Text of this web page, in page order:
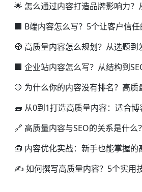
🏢 B端内容怎么写？5个让客户信
🧭 高质量内容怎么规划？从选题到
🧰 内容优化实战：新手也能掌握的